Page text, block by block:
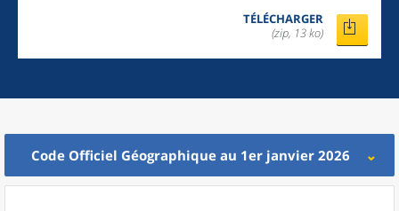
TÉLÉCHARGER
(zip, 13 ko)
Code Officiel Géographique au 1er janvier 2026